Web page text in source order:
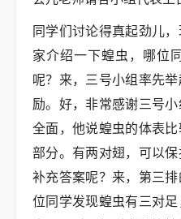
同学们讨论得真起劲儿
家介绍一下蝗虫，哪位
呢？来，三号小组率先
励。好，非常感谢三号
全面，他说蝗虫的体表
部分。有两对翅，可以
补充答案呢？来，第三
位同学发现蝗虫有三对